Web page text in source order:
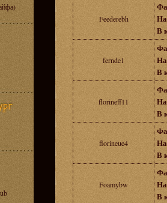
Feederebh
В
fernde1
В
florineff11
В
florineue4
В
Foamybw
В